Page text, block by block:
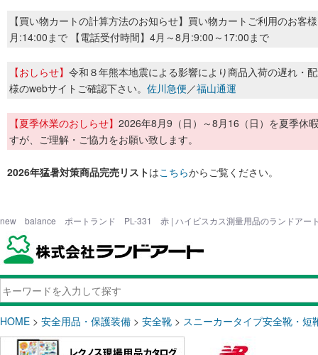
【買い物カートの計算方法のお知らせ】買い物カートご利用のお客
月:14:00まで 【電話受付時間】4月～8月:9:00～17:00まで
【おしらせ】 令和８年熊本地震による影響により商品入荷の遅れ・
様のwebサイトご確認下さい。 佐川急便／福山通運
【夏季休業のおしらせ】 2026年8月9（日）～8月16（日）を夏季休
すが、ご理解・ご協力をお願い致します。
2026年猛暑対策商品完売リストはこちらからご覧ください。
new balance ポートランド PL-331 赤 | ハイビスカス測量用品のランドアー
HOME > 安全用品・保護装備 > 安全靴 > スニーカータイプ安全靴・短